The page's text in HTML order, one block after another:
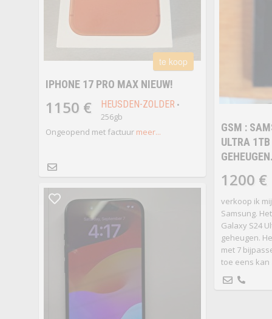
te koop
IPHONE 17 PRO MAX NIEUW!
1150 € HEUSDEN-ZOLDER•
256gb
Ongeopend met factuur meer...
GSM :
ULTRA
1200 €
verkoop ik
Samsung.
Galaxy S24
geheugen.
met 7
toe eens